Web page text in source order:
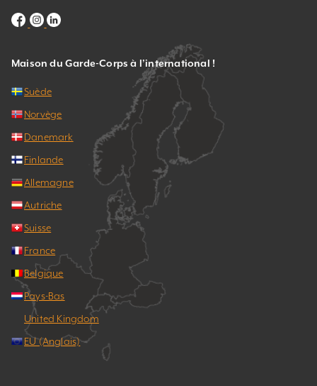
Maison du Garde-Corps à l’international !
Suède
Norvège
Danemark
Finlande
Allemagne
Autriche
Suisse
France
Belgique
Pays-Bas
United Kingdom
EU (Anglais)